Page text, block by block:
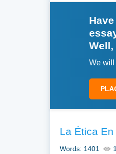
Well,
We will
La Ética
Words: 1401